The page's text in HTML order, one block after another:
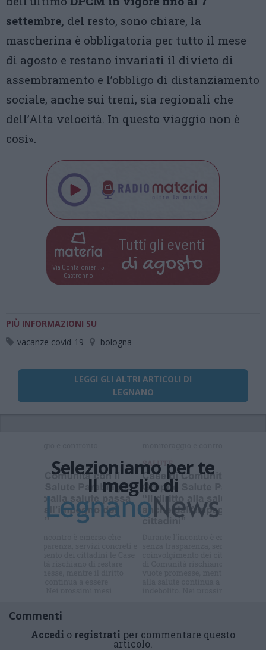
settembre, del resto, sono chiare, la
mascherina è obbligatoria per tutto il mese
di agosto e restano invariati il divieto di
assembramento e l’obbligo di distanziamento
sociale, anche sui treni, sia regionali che
dell’Alta velocità. In questo viaggio non è
così».
Via Confalonieri, 5
Castronno
Tutti gli eventi
di agosto
PIÙ INFORMAZIONI SU
vacanze covid-19
bologna
LEGGI GLI ALTRI ARTICOLI DI
LEGNANO
Selezioniamo per te
Il meglio di
Commenti
Accedi o registrati per commentare questo
articolo.